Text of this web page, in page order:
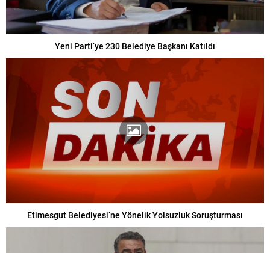
Yeni Parti’ye 230 Belediye Başkanı Katıldı
Etimesgut Belediyesi’ne Yönelik Yolsuzluk Soruşturması